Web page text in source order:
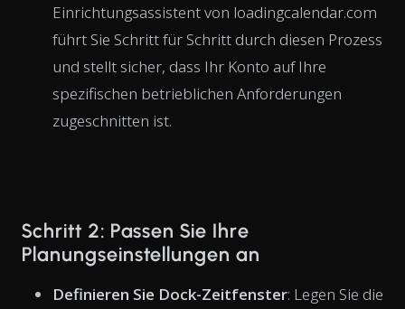
Einrichtungsassistent von loadingcalendar.com
führt Sie Schritt für Schritt durch diesen Prozess
und stellt sicher, dass Ihr Konto auf Ihre
spezifischen betrieblichen Anforderungen
zugeschnitten ist.
Schritt 2: Passen Sie Ihre
Planungseinstellungen an
Definieren Sie Dock-Zeitfenster: Legen Sie die